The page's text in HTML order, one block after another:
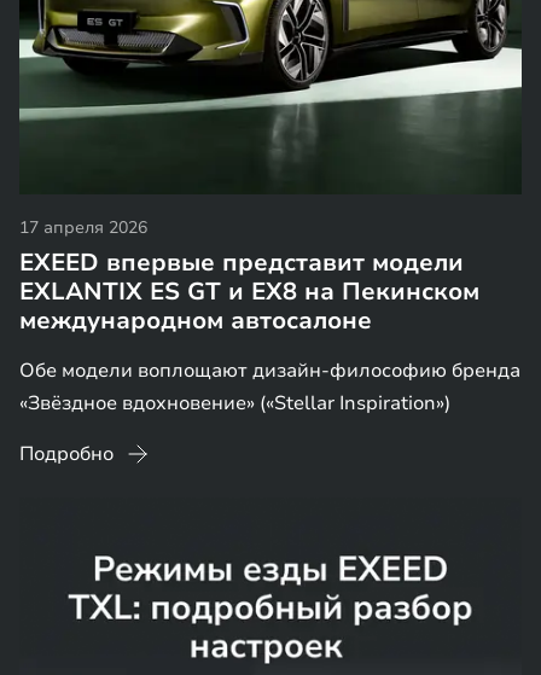
17 апреля 2026
EXEED впервые представит модели
EXLANTIX ES GT и EX8 на Пекинском
международном автосалоне
Обе модели воплощают дизайн-философию бренда
«Звёздное вдохновение» («Stellar Inspiration»)
Подробно